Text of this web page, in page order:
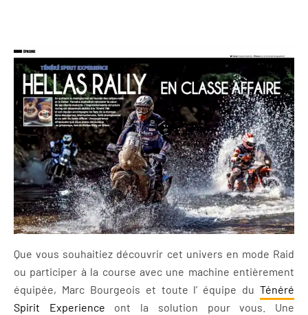
Que vous souhaitiez découvrir cet univers en mode Raid
ou participer à la course avec une machine entièrement
équipée, Marc Bourgeois et toute l’ équipe du Ténéré
Spirit Experience ont la solution pour vous. Une